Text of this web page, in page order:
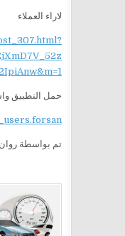
لاراء العملاء
حمل التطبيق
تم بواسطة روان